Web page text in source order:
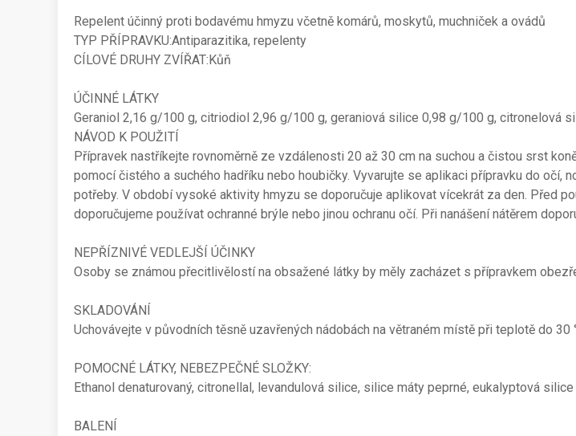
Repelent účinný proti bodavému hmyzu včetně komárů, moskytů, muchniček a ovádů
TYP PŘÍPRAVKU:Antiparazitika, repelenty
CÍLOVÉ DRUHY ZVÍŘAT:Kůň
ÚČINNÉ LÁTKY
Geraniol 2,16 g/100 g, citriodiol 2,96 g/100 g, geraniová silice 0,98 g/100 g, citronelová
NÁVOD K POUŽITÍ
Přípravek nastříkejte rovnoměrně ze vzdálenosti 20 až 30 cm na suchou a čistou srst
pomocí čistého a suchého hadříku nebo houbičky. Vyvarujte se aplikaci přípravku do očí,
potřeby. V období vysoké aktivity hmyzu se doporučuje aplikovat vícekrát za den. Před
doporučujeme používat ochranné brýle nebo jinou ochranu očí. Při nanášení nátěrem
NEPŘÍZNIVÉ VEDLEJŠÍ ÚČINKY
Osoby se známou přecitlivělostí na obsažené látky by měly zacházet s přípravkem
SKLADOVÁNÍ
Uchovávejte v původních těsně uzavřených nádobách na větraném místě při teplotě do
POMOCNÉ LÁTKY, NEBEZPEČNÉ SLOŽKY:
Ethanol denaturovaný, citronellal, levandulová silice, silice máty peprné, eukalyptová silice
BALENÍ